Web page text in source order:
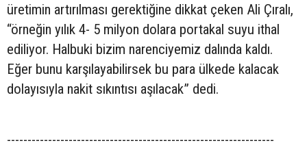
üretimin artırılması gerektiğine dikkat çeken Ali Çıralı,
“örneğin yılık 4- 5 milyon dolara portakal suyu ithal
ediliyor. Halbuki bizim narenciyemiz dalında kaldı.
Eğer bunu karşılayabilirsek bu para ülkede kalacak
dolayısıyla nakit sıkıntısı aşılacak” dedi.
-----------------------------------------------------------------